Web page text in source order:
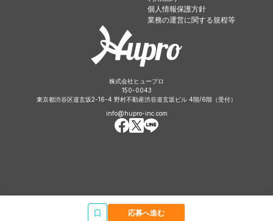
応募へ進む
個人情報保護方針
業務の運営に関する規程等
株式会社ヒュープロ
150-0043
東京都渋谷区道玄坂2-16-4 野村不動産渋谷道玄坂ビル 4階/6階（受付）
info@hupro-inc.com